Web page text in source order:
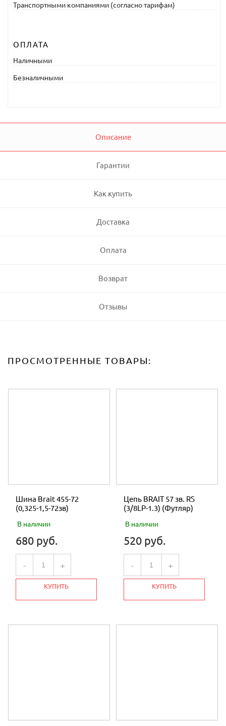
Транспортными компаниями (согласно тарифам)
ОПЛАТА
Наличными
Безналичными
Описание
Гарантии
Как купить
Доставка
Оплата
Возврат
Отзывы
ПРОСМОТРЕННЫЕ ТОВАРЫ:
Шина Brait 455-72
(0,325-1,5-72зв)
В наличии
680 руб.
- +
КУПИТЬ
Цепь BRAIT 57 зв. RS
(3/8LP-1.3) (Футляр)
В наличии
520 руб.
- +
КУПИТЬ